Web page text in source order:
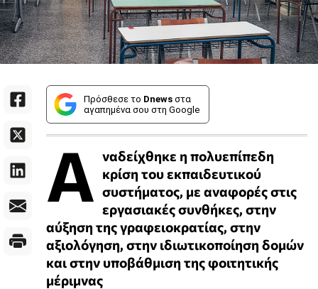
Πρόσθεσε το Dnews στα
αγαπημένα σου στη Google
Α ναδείχθηκε η πολυεπίπεδη
κρίση του εκπαιδευτικού
συστήματος, με αναφορές στις
εργασιακές συνθήκες, στην
αύξηση της γραφειοκρατίας, στην
αξιολόγηση, στην ιδιωτικοποίηση δομών
και στην υποβάθμιση της φοιτητικής
μέριμνας